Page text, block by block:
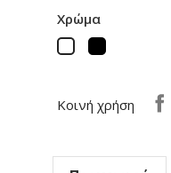
Χρώμα
Μαύρο
Κοινή χρήση